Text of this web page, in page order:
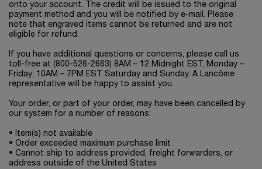
onto your account. The credit will be issued to the original
payment method and you will be notified by e-mail. Please
note that engraved items cannot be returned and are not
eligible for refund.
If you have additional questions or concerns, please call us
toll-free at (800-526-2663) 8AM – 12 Midnight EST, Monday –
Friday; 10AM – 7PM EST Saturday and Sunday. A Lancôme
representative will be happy to assist you.
Your order, or part of your order, may have been cancelled by
our system for a number of reasons:
• Item(s) not available
• Order exceeded maximum purchase limit
• Cannot ship to address provided, freight forwarders, or
address outside of the United States